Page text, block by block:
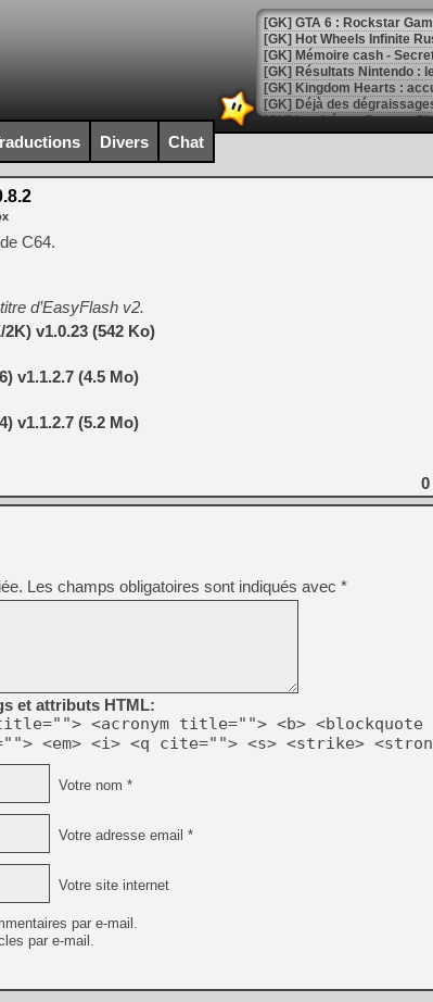
[GK] GTA 6 : Rockstar
[GK] Hot Wheels Infinite
[GK] Mémoire cash -
[GK] Résultats Nintendo :
[GK] Déjà des
[Mo5] Brickboy cherche à
[GK] Minecraft et ses «
[GK] Beast of
[GK] Ubisoft : fin de partie
[GK] Mémoire cash -
[GK] Dan Houser (GTA)
[GK] Comment EA Sports
[GK] Crimson Moon : un
[GK] Isle of Reveries : le
[GK] Moonlighter 2 : The
[GK] Capcom relance
[Mo5] Deux inédits du
[GK] Le beat'em up The
[GK] Endless Legend 2 :
[LS] [PS5] Le WebKit
[GK] Oubliez Crazy Taxi,
[LS] [Switch] NSZ 5.0.0
[GK] No More Room in
[GK] Un chatbot Atelier
[GK] Mémoire cash -
[GK] Nvidia : le prix des
[GK] Suikoden Star Leap :
[Mo5] La mini borne
[GK] Pourquoi Marvel
[GK] Test : Restory : Chill
Divers Chat
C64.
d’EasyFlash v2.
v1.0.23 (542 Ko)
v1.1.2.7 (4.5 Mo)
v1.1.2.7 (5.2 Mo)
0
Les champs obligatoires sont indiqués avec *
et attributs HTML:
<acronym title=""> <b> <blockquote
<em> <i> <q cite=""> <s> <strike>
Votre nom *
Votre adresse email *
Votre site internet
par e-mail.
par e-mail.